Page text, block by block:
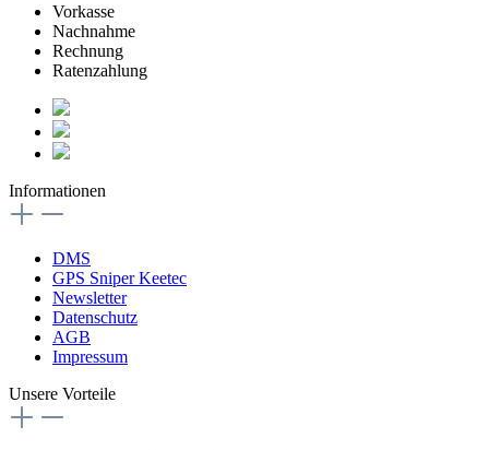
Vorkasse
Nachnahme
Rechnung
Ratenzahlung
Informationen
DMS
GPS Sniper Keetec
Newsletter
Datenschutz
AGB
Impressum
Unsere Vorteile